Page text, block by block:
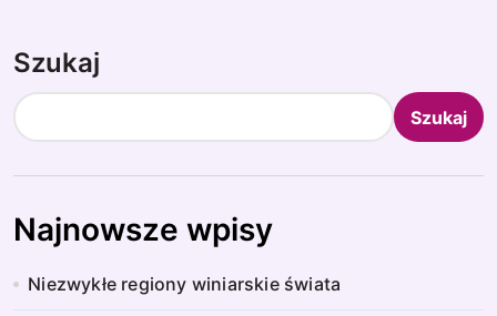
Szukaj
Szukaj
Najnowsze wpisy
Niezwykłe regiony winiarskie świata